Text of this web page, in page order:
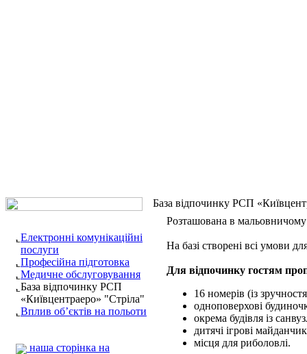
Електронні комунікаційні
послуги
Професійна підготовка
Медичне обслуговування
База відпочинку РСП
«Київцентраеро» "Стріла"
Вплив об’єктів на польоти
наша сторінка на
База відпочинку РСП
Розташована в мальовничому
На базі створені всі умови
Для відпочинку гостям
16 номерів (із
одноповерхові
окрема будівля із
дитячі ігрові
місця для риболовлі.